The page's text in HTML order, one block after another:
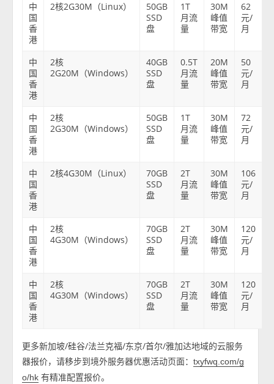
中
国
香
港
2核2G30M（Linux）
50GB
SSD
盘
1T
月流
量
30M
峰值
带宽
62
元/
月
中
国
香
港
2核
2G20M（Windows）
40GB
SSD
盘
0.5T
月流
量
20M
峰值
带宽
50
元/
月
中
国
香
港
2核
2G30M（Windows）
50GB
SSD
盘
1T
月流
量
30M
峰值
带宽
72
元/
月
中
国
香
港
2核4G30M（Linux）
70GB
SSD
盘
2T
月流
量
30M
峰值
带宽
106
元/
月
中
国
香
港
2核
4G30M（Windows）
70GB
SSD
盘
2T
月流
量
30M
峰值
带宽
120
元/
月
中
国
香
港
2核
4G30M（Windows）
70GB
SSD
盘
2T
月流
量
30M
峰值
带宽
120
元/
月
更多新加坡/硅谷/法兰克福/东京/首尔/雅加达地域的云服务
器报价，请移步到境外服务器优惠活动页面：txyfwq.com/g
o/hk 有精准配置报价。